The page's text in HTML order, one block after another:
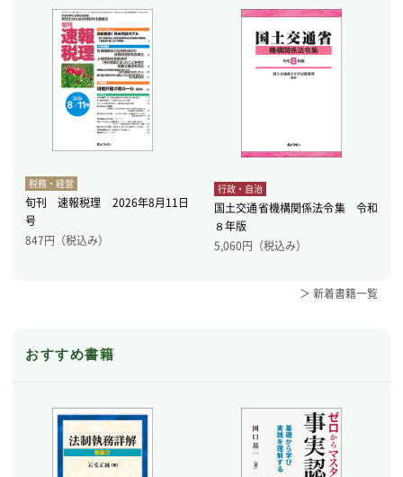
税務・経営
旬刊 速報税理 2026年8月11日
号
847円（税込み）
行政・自治
国土交通省機構関係法令集 令和
８年版
5,060円（税込み）
＞ 新着書籍一覧
おすすめ書籍